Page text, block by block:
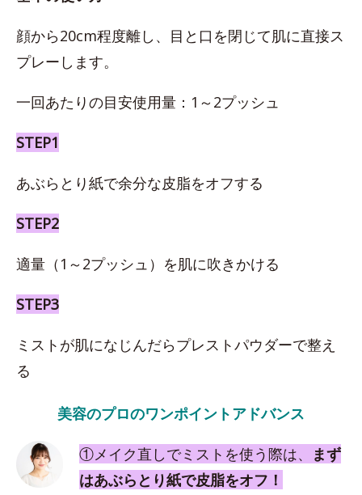
顔から20cm程度離し、目と口を閉じて肌に直接ス
プレーします。
一回あたりの目安使用量：1～2プッシュ
STEP1
あぶらとり紙で余分な皮脂をオフする
STEP2
適量（1～2プッシュ）を肌に吹きかける
STEP3
ミストが肌になじんだらプレストパウダーで整え
る
美容のプロのワンポイントアドバンス
①メイク直しでミストを使う際は、
まず
はあぶらとり紙で皮脂をオフ！